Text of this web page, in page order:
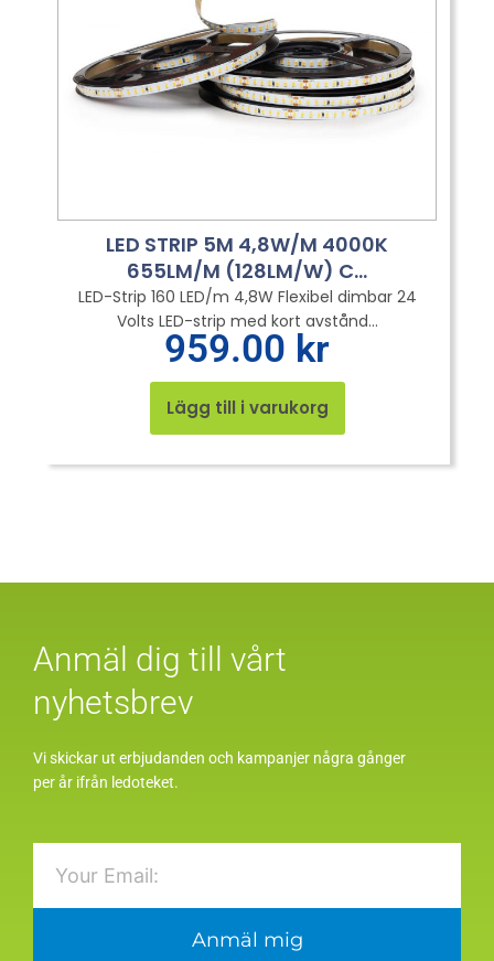
LED STRIP 5M 4,8W/M 4000K
655LM/M (128LM/W) C...
LED-Strip 160 LED/m 4,8W Flexibel dimbar 24
Volts LED-strip med kort avstånd...
959.00 kr
Lägg till i varukorg
Anmäl dig till vårt
nyhetsbrev
Vi skickar ut erbjudanden och kampanjer några gånger
per år ifrån ledoteket.
Anmäl mig